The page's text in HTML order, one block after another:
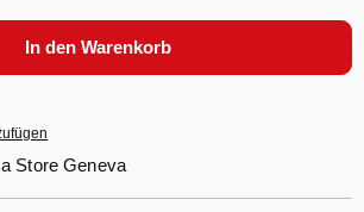
In den Warenkorb
Store Geneva